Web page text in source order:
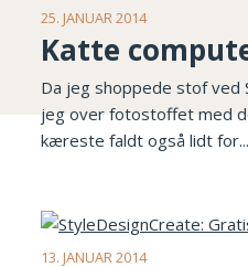
25. JANUAR 2014
Katte
Da jeg shoppede stof ved
jeg over fotostoffet med
kæreste faldt også lidt for...
13. JANUAR 2014